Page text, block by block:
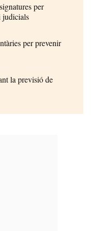
per
judicials
per prevenir
la previsió de